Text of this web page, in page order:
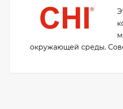
окружающей среды.